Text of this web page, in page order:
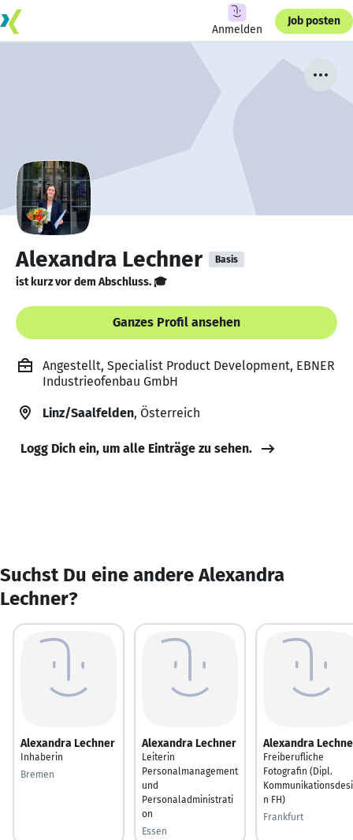
Anmelden
Job posten
Alexandra Lechner Basis
ist kurz vor dem Abschluss. 🎓
Ganzes Profil ansehen
Angestellt, Specialist Product Development, EBNER
Industrieofenbau GmbH
Linz/Saalfelden, Österreich
Logg Dich ein, um alle Einträge zu sehen.
Suchst Du eine andere Alexandra
Lechner?
Alexandra Lechner
Inhaberin
Bremen
Alexandra Lechner
Leiterin
Personalmanagement
und
Personaladministrati
on
Essen
Alexandra
Freiberufliche
Fotografin (Dipl.
n FH)
Frankfurt